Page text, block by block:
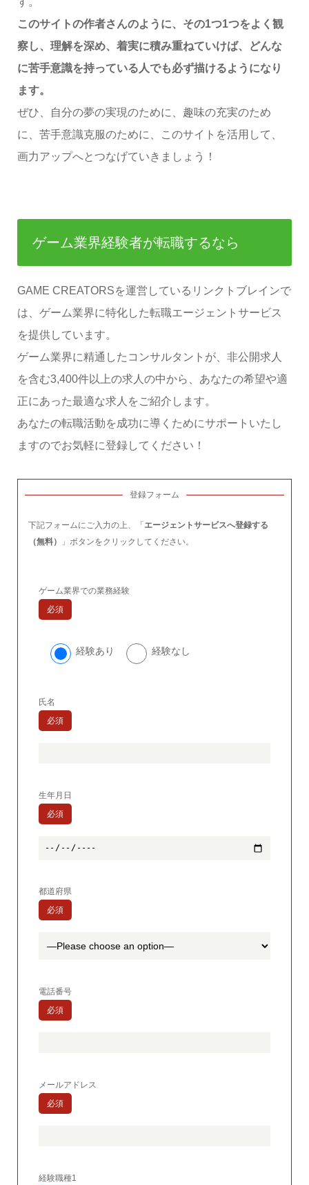
このサイトの作者さんのように、その1つ1つをよく観
察し、理解を深め、着実に積み重ねていけば、どんな
に苦手意識を持っている人でも必ず描けるようになり
ます。
ぜひ、自分の夢の実現のために、趣味の充実のため
に、苦手意識克服のために、このサイトを活用して、
画力アップへとつなげていきましょう！
ゲーム業界経験者が転職するなら
GAME CREATORSを運営しているリンクトブレインで
は、ゲーム業界に特化した転職エージェントサービス
を提供しています。
ゲーム業界に精通したコンサルタントが、非公開求人
を含む3,400件以上の求人の中から、あなたの希望や適
正にあった最適な求人をご紹介します。
あなたの転職活動を成功に導くためにサポートいたし
ますのでお気軽に登録してください！
登録フォーム
下記フォームにご入力の上、「 エージェントサービスへ登録する
（無料）
」ボタンをクリックしてください。
ゲーム業界での業務経験
必須
経験あり 経験なし
氏名
必須
生年月日
必須
都道府県
必須
電話番号
必須
メールアドレス
必須
経験職種1